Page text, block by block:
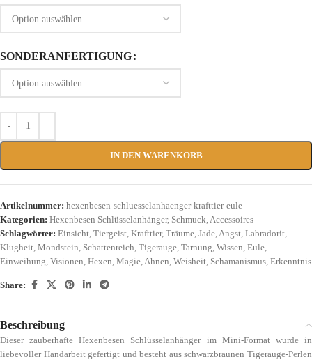
SONDERANFERTIGUNG
IN DEN WARENKORB
Artikelnummer: hexenbesen-schluesselanhaenger-krafttier-eule
Kategorien: Hexenbesen Schlüsselanhänger, Schmuck,Accessoires
Schlagwörter: Einsicht, Tiergeist, Krafttier, Träume, Jade,Angst, Labradorit,
Klugheit, Mondstein, Schattenreich, Tigerauge, Tarnung, Wissen, Eule,
Einweihung, Visionen, Hexen, Magie,Ahnen, Weisheit, Schamanismus, Erkenntnis
Share:
Beschreibung
Dieser zauberhafte Hexenbesen Schlüsselanhänger im Mini-Format wurde in
liebevoller Handarbeit gefertigt und besteht aus schwarzbraunen Tigerauge-Perlen